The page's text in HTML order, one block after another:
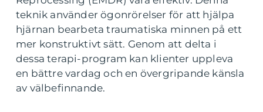
teknik använder ögonrörelser för att hjälpa
hjärnan bearbeta traumatiska minnen på ett
mer konstruktivt sätt. Genom att delta i
dessa terapi-program kan klienter uppleva
en bättre vardag och en övergripande känsla
av välbefinnande.